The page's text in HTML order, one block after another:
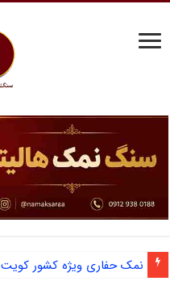
نمک حفاری ویژه کشور کویت